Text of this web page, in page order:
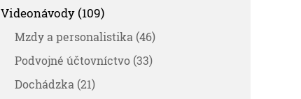
Videonávody (109)
Mzdy a personalistika (46)
Podvojné účtovníctvo (33)
Dochádzka (21)